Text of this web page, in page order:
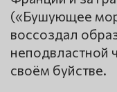
(«Бушующее
воссоздал
неподвластной
своём буйстве.